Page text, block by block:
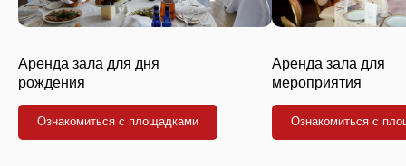
Аренда зала для дня
рождения
Ознакомиться с площадками
Аренда зала для
мероприятия
Ознакомиться с